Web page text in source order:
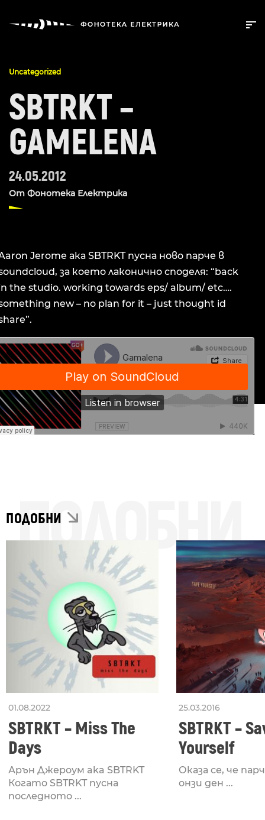
Uncategorized
SBTRKT –
GAMELENA
24.05.2012
От Фонотека Електрика
Jerome ака SBTRKT пусна ново парче в
за което лаконично споделя: “back
the studio. working towards eps/ album/ etc….
new – no plan for it – just thought id
ПОДОБНИ
ПОДОБНИ
01.08.2022
SBTRKT – Miss The
Days
Арън Джероум aka SBTRKT
Когато SBTRKT пусна
последното ...
25.03.2016
SBTRKT –
Yourself
Оказа се, че
онзи ден ...